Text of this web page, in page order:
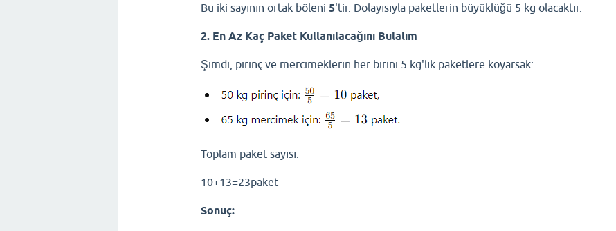
Bu iki sayının ortak böleni 5'tir. Dolayısıyla paketlerin büyüklüğü 5 kg olacaktır.
2. En Az Kaç Paket Kullanılacağını Bulalım
Şimdi, pirinç ve mercimeklerin her birini 5 kg'lık paketlere koyarsak:
Toplam paket sayısı:
10+13=23paket
Sonuç: